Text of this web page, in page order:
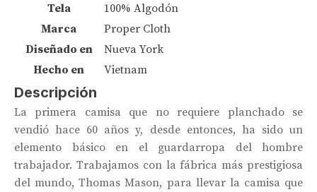
Tela
100% Algodón
Marca
Proper Cloth
Diseñado en
Nueva York
Hecho en
Vietnam
Descripción
La primera camisa que no requiere planchado se
vendió hace 60 años y, desde entonces, ha sido un
elemento básico en el guardarropa del hombre
trabajador. Trabajamos con la fábrica más prestigiosa
del mundo, Thomas Mason, para llevar la camisa que